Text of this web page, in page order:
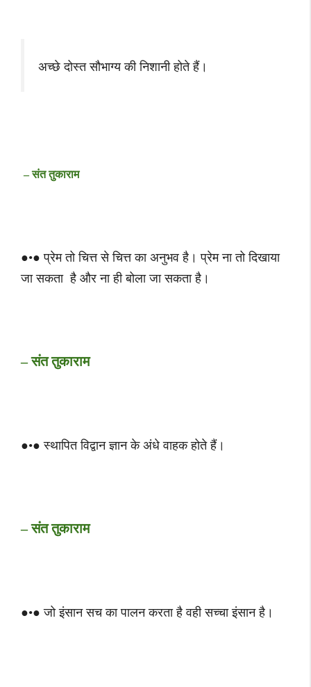
अच्छे दोस्त सौभाग्य की निशानी होते हैं।
– संत तुकाराम
●•● प्रेम तो चित्त से चित्त का अनुभव है। प्रेम ना तो दिखाया
जा सकता है और ना ही बोला जा सकता है।
– संत तुकाराम
●•● स्थापित विद्वान ज्ञान के अंधे वाहक होते हैं।
– संत तुकाराम
●•● जो इंसान सच का पालन करता है वही सच्चा इंसान है।